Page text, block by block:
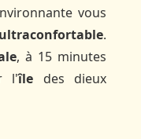
vous
.
, à 15 minutes
l'île des dieux